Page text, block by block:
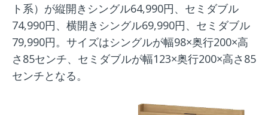
ト系）が縦開きシングル64,990円、セミダブル
74,990円、横開きシングル69,990円、セミダブル
79,990円。サイズはシングルが幅98×奥行200×高
さ85センチ、セミダブルが幅123×奥行200×高さ85
センチとなる。